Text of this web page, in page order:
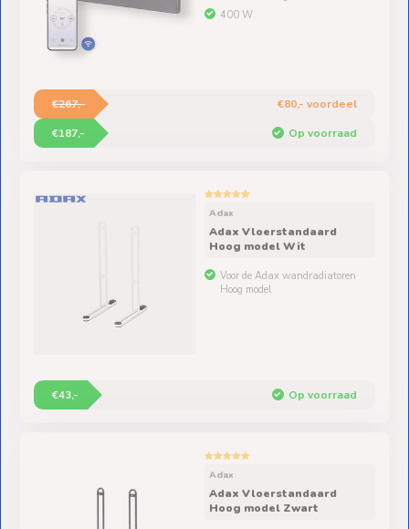
400 W
€267,-
€80,- voordeel
€187,-
Op voorraad
Adax
Adax Vloerstandaard
Hoog model Wit
Voor de Adax wandradiatoren
Hoog model
€43,- Op voorraad
Adax
Adax Vloerstandaard
Hoog model Zwart